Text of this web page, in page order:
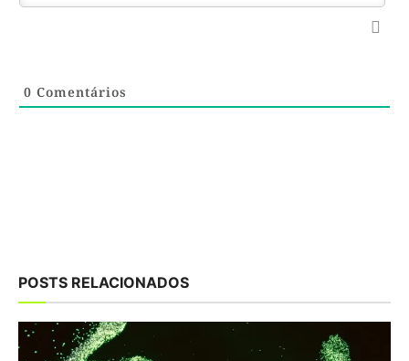
0 Comentários
POSTS RELACIONADOS